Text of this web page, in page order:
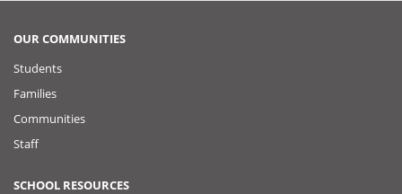
OUR COMMUNITIES
Students
Families
Communities
Staff
SCHOOL RESOURCES